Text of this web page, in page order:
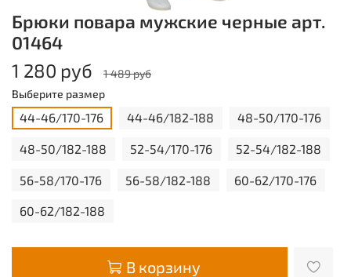
Брюки повара мужские черные арт.
01464
1 280 руб
1 489 руб
Выберите размер
44-46/170-176 44-46/182-188 48-50/170-176
48-50/182-188 52-54/170-176 52-54/182-188
56-58/170-176 56-58/182-188 60-62/170-176
60-62/182-188
В корзину